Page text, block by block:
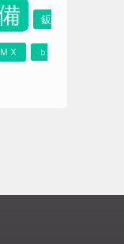
鈑
Ｘ ｂ